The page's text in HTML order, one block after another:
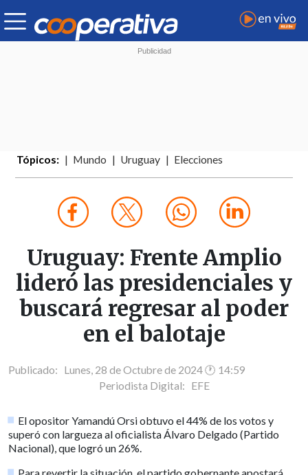
Tópicos: Mundo Uruguay Elecciones
Uruguay: Frente Amplio
lideró las presidenciales y
buscará regresar al poder
en el balotaje
Publicado: Lunes, 28 de Octubre de 2024 🕐 14:59
Periodista Digital: EFE
El opositor Yamandú Orsi obtuvo el 44% de los votos y
superó con largueza al oficialista Álvaro Delgado (Partido
Nacional), que logró un 26%.
Para revertir la situación, el partido gobernante apostará